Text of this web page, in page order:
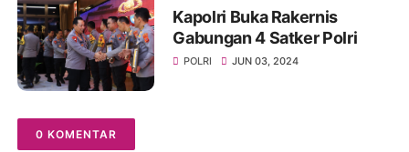
Kapolri Buka Rakernis
Gabungan 4 Satker Polri
POLRI JUN 03, 2024
0 KOMENTAR